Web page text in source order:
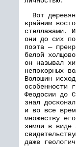
Вот
крайним
стеллажами.
они до сих
поэта —
белой
он называл
непокорных
Волошин
особенности
Феодосии до
знал
и во все
множеству
земли в виде
даже